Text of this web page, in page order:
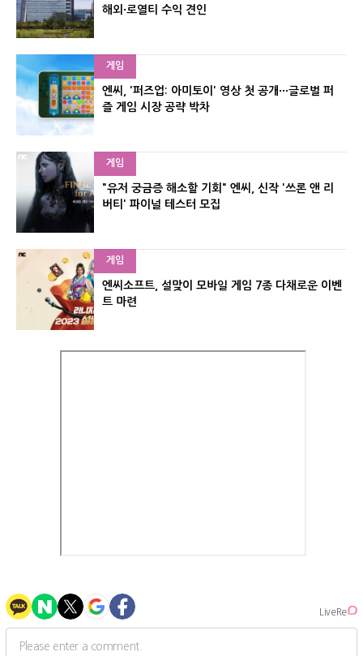
해외·로열티 수익 견인
게임
엔씨, '퍼즈업: 아미토이' 영상 첫 공개···글로벌 퍼
즐 게임 시장 공략 박차
게임
"유저 궁금증 해소할 기회" 엔씨, 신작 '쓰론 앤 리
버티' 파이널 테스터 모집
게임
엔씨소프트, 설맞이 모바일 게임 7종 다채로운 이벤
트 마련